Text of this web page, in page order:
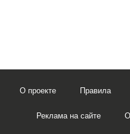
О проекте Правила
Реклама на сайте